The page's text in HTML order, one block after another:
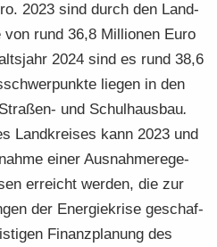
2023 sind durch den Land­
rund 36,8 Mil­lio­nen Euro
2024 sind es rund 38,6
lie­gen in den
und Schul­haus­bau.
Land­krei­ses kann 2023 und
einer Aus­nah­me­re­ge­
er­reicht wer­den, die zur
der En­er­gie­kri­se ge­schaf­
Fi­nanz­pla­nung des